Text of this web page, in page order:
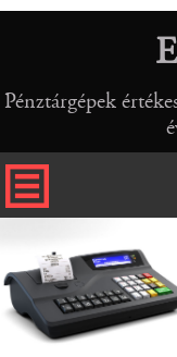
Pénztárgépek